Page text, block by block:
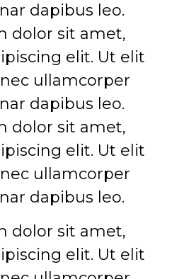
dapibus leo.
dolor sit amet,
elit. Ut elit
ullamcorper
dapibus leo.
dolor sit amet,
elit. Ut elit
ullamcorper
dapibus leo.
dolor sit amet,
elit. Ut elit